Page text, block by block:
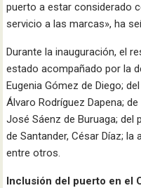
puerto a estar considerado
servicio a las marcas», ha
Durante la inauguración, el
estado acompañado por la
Eugenia Gómez de Diego;
Álvaro Rodríguez Dapena;
José Sáenz de Buruaga; del
de Santander, César Díaz; la
entre otros.
Inclusión del puerto en el